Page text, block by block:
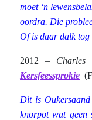
moet ‘n
oordra. Die
Of is daar dalk
2012 – Charles
Kersfeessprokie
Dit is
knorpot wat geen